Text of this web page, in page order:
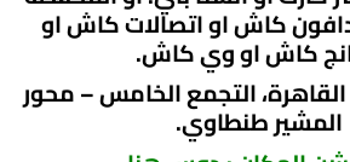
كاش او اتصالات كاش او
كاش او وي كاش.
التجمع الخامس – محور
المشير طنطاوي.